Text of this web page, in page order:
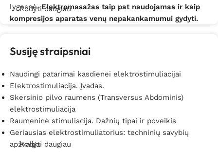
lygesnė.Elektromasažas taip pat naudojamas ir kaip
kompresijos aparatas venų nepakankamumui gydyti.
daugybe klinikinių tyrimų,
atpalaiduoja kūną, nekenkdami jam. Daugelis sveikatos
priežiūros specialistų teigia, jog toks elektros masažas
šiandien tampa alternatyva įvairiems atpalaiduojantiems
geliams, cheminiams preparatams ir
pan.Elektrostimuliatoriai atpalaiduoja įsitempusius
audinius, gerina kraujotaką, dėl to kojose mažiau
išryškėja venos, oda pasidaro lygesnė ir skaistesnė,
Rodyti daugiau
Susiję straipsniai
Naudingi patarimai kasdienei elektrostimuliacijai
Elektrostimuliacija. Įvadas.
Skersinio pilvo raumens (Transversus Abdominis)
elektrostimuliacija
Raumeninė stimuliacija. Dažnių tipai ir poveikis
Geriausias elektrostimuliatorius: techninių savybių
apžvalga
Rodyti daugiau